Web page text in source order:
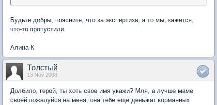
Будьте добры, поясните, что за экспертиза, а то мы, кажется,
что-то пропустили.
Алина К
Толстый
13 Nov 2008
Долбило, герой, ты хоть свое имя укажи? Мля, а лучше маме
своей пожалуйся на меня, она тебе еще деньжат корманных